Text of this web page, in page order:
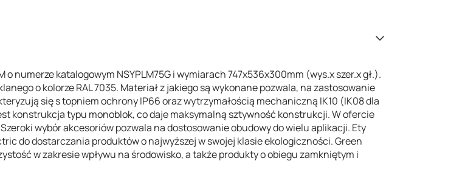
numerze katalogowym NSYPLM75G i wymiarach 747x536x300mm (wys.x szer.x gł.).
o kolorze RAL 7035. Materiał z jakiego są wykonane pozwala, na zastosowanie
się s topniem ochrony IP66 oraz wytrzymałością mechaniczną IK10 (IK08 dla
konstrukcja typu monoblok, co daje maksymalną sztywność konstrukcji. W ofercie
wybór akcesoriów pozwala na dostosowanie obudowy do wielu aplikacji. Ety
do dostarczania produktów o najwyższej w swojej klasie ekologiczności. Green
w zakresie wpływu na środowisko, a także produkty o obiegu zamkniętym i